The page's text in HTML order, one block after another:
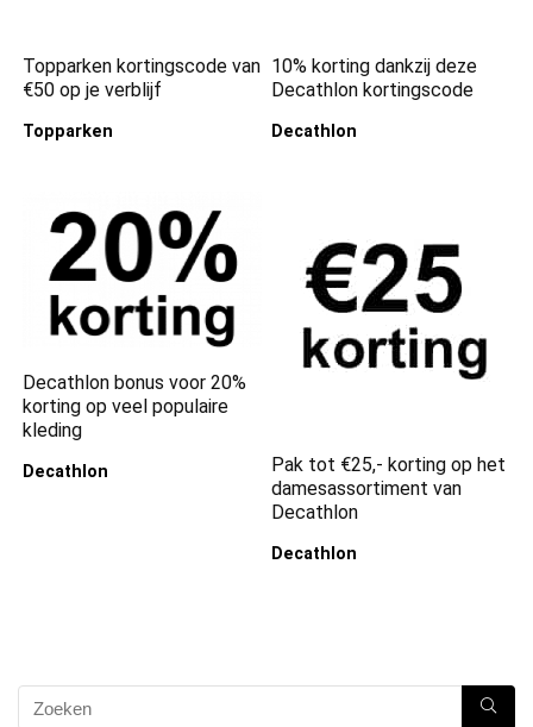
Topparken kortingscode van
€50 op je verblijf
Topparken
10% korting dankzij deze
Decathlon kortingscode
Decathlon
Decathlon bonus voor 20%
korting op veel populaire
kleding
Decathlon
Pak tot €25,- korting op het
damesassortiment van
Decathlon
Decathlon